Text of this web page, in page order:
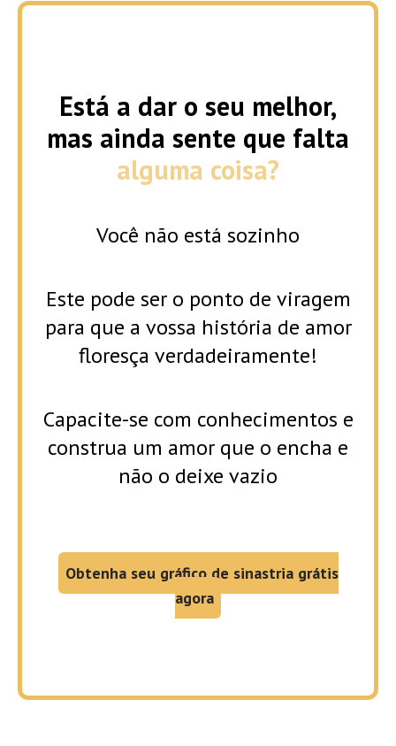
Está a dar o seu melhor,
mas ainda sente que falta
alguma coisa?
Você não está sozinho
Este pode ser o ponto de viragem
para que a vossa história de amor
floresça verdadeiramente!
Capacite-se com conhecimentos e
construa um amor que o encha e
não o deixe vazio
Obtenha seu gráfico de sinastria grátis
agora